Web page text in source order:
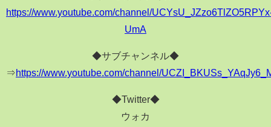
https://www.youtube.com/channel/
UmA
◆サブチャンネル◆
⇒https://www.youtube.com/channel/
◆Twitter◆
ウォカ